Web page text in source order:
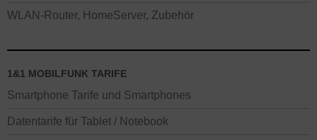
WLAN-Router, HomeServer, Zubehör
1&1 MOBILFUNK TARIFE
Smartphone Tarife und Smartphones
Datentarife für Tablet / Notebook